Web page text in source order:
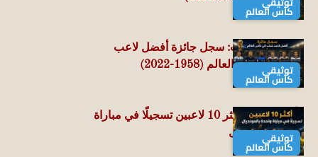
كأس العالم
توثيقي
كأس العالم
👑 عرش الذهب: سجل جائزة أفضل لاعب
شاب في كأس العالم (1958-2022)
توثيقي
كأس العالم
كأس العالم | أكثر 10 لاعبين تسجيلًا في مباراة
واحدة بالمونديال